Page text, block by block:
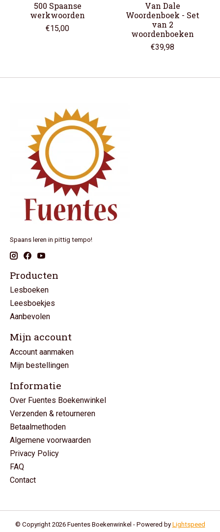
500 Spaanse
werkwoorden
€15,00
Van Dale
Woordenboek - Set
van 2
woordenboeken
€39,98
Spaans leren in pittig tempo!
Producten
Lesboeken
Leesboekjes
Aanbevolen
Mijn account
Account aanmaken
Mijn bestellingen
Informatie
Over Fuentes Boekenwinkel
Verzenden & retourneren
Betaalmethoden
Algemene voorwaarden
Privacy Policy
FAQ
Contact
© Copyright 2026 Fuentes Boekenwinkel - Powered by Lightspeed